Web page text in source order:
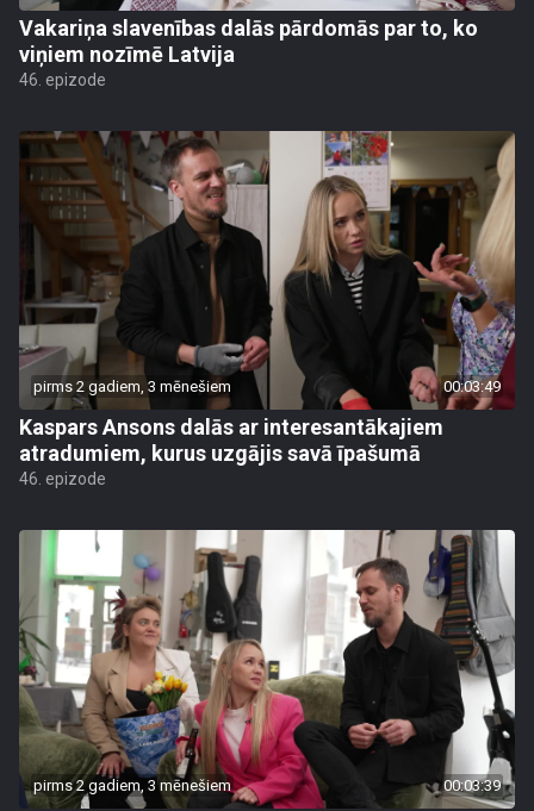
Vakariņa slavenības dalās pārdomās par to, ko
viņiem nozīmē Latvija
46. epizode
pirms 2 gadiem, 3 mēnešiem 00:03:49
Kaspars Ansons dalās ar interesantākajiem
atradumiem, kurus uzgājis savā īpašumā
46. epizode
pirms 2 gadiem, 3 mēnešiem 00:03:39